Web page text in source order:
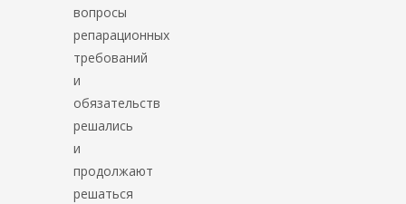
вопросы
репарационных
требований
и
обязательств
решались
и
продолжают
решаться